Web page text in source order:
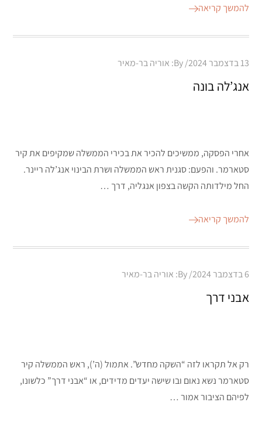
להמשך קריאה
Posted
13 בדצמבר 2024 By: אוריה בר-מאיר
אנג’לה בונה
אחרי הפסקה, ממשיכים להכיר את בכירי הממשלה שמקיפים את קיר
סטארמר. והפעם: סגנית ראש הממשלה ושרת הבינוי אנג’לה ריינר.
החל מילדותה הקשה בצפון אנגליה, דרך …
להמשך קריאה
Posted
6 בדצמבר 2024 By: אוריה בר-מאיר
אבני דרך
רק אל תקראו לזה “השקה מחדש”. אתמול (ה’), ראש הממשלה קיר
סטארמר נשא נאום ובו שישה יעדים מדידים, או “אבני דרך” כלשונו,
לפיהם הציבור אמור …